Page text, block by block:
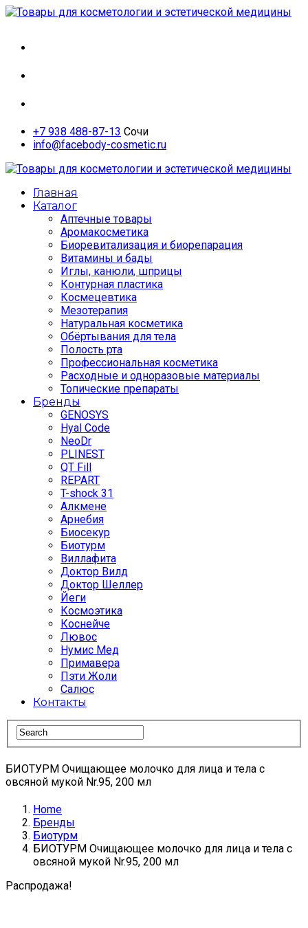
+7 938 488-87-13 Сочи
info@facebody-cosmetic.ru
Главная
Каталог
Аптечные товары
Аромакосметика
Биоревитализация и биорепарация
Витамины и бады
Иглы, канюли, шприцы
Контурная пластика
Космецевтика
Мезотерапия
Натуральная косметика
Обёртывания для тела
Полость рта
Профессиональная косметика
Расходные и одноразовые материалы
Топические препараты
Бренды
GENOSYS
Hyal Code
NeoDr
PLINEST
QT Fill
REPART
T-shock 31
Алкмене
Арнебия
Биосекур
Биотурм
Виллафита
Доктор Вилд
Доктор Шеллер
Йеги
Космоэтика
Коснейче
Лювос
Нумис Мед
Примавера
Пэти Жоли
Салюс
Контакты
БИОТУРМ Очищающее молочко для лица и тела с
овсяной мукой Nr.95, 200 мл
Home
Бренды
Биотурм
БИОТУРМ Очищающее молочко для лица и тела с
овсяной мукой Nr.95, 200 мл
Распродажа!